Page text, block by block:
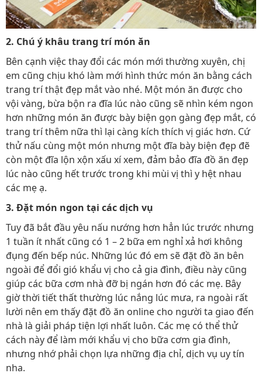
2. Chú ý khâu trang trí món ăn
Bên cạnh việc thay đổi các món mới thường xuyên, chị
em cũng chịu khó làm mới hình thức món ăn bằng cách
trang trí thật đẹp mắt vào nhé. Một món ăn được cho
vội vàng, bừa bộn ra đĩa lúc nào cũng sẽ nhìn kém ngon
hơn những món ăn được bày biện gọn gàng đẹp mắt, có
trang trí thêm nữa thì lại càng kích thích vị giác hơn. Cứ
thử nấu cùng một món nhưng một đĩa bày biện đẹp đẽ
còn một đĩa lộn xộn xấu xí xem, đảm bảo đĩa đồ ăn đẹp
lúc nào cũng hết trước trong khi mùi vị thì y hệt nhau
các mẹ ạ.
3. Đặt món ngon tại các dịch vụ
Tuy đã bắt đầu yêu nấu nướng hơn hẳn lúc trước nhưng
1 tuần ít nhất cũng có 1 – 2 bữa em nghỉ xả hơi không
đụng đến bếp núc. Những lúc đó em sẽ đặt đồ ăn bên
ngoài để đổi gió khẩu vị cho cả gia đình, điều này cũng
giúp các bữa cơm nhà đỡ bị ngán hơn đó các mẹ. Bây
giờ thời tiết thất thường lúc nắng lúc mưa, ra ngoài rất
lười nên em thấy đặt đồ ăn online cho người ta giao đến
nhà là giải pháp tiện lợi nhất luôn. Các mẹ có thể thử
cách này để làm mới khẩu vị cho bữa cơm gia đình,
nhưng nhớ phải chọn lựa những địa chỉ, dịch vụ uy tín
nha.